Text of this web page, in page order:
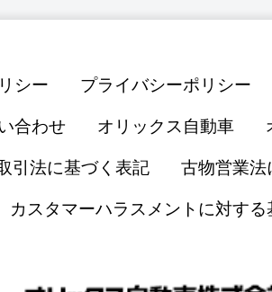
シー プライバシーポリシー
合わせ オリックス自動車
引法に基づく表記 古物営業法
カスタマーハラスメントに対する